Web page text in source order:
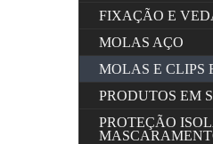
FIXAÇÃO E
MOLAS AÇO
MOLAS E CLIPS
PRODUTOS EM
PROTEÇÃO